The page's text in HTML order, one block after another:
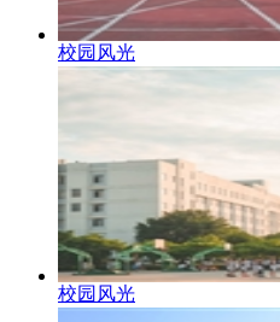
校园风光
校园风光